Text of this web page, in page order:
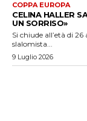
COPPA EUROPA
CELINA HALLER
UN SORRISO»
Si chiude all’età di
slalomista...
9 Luglio 2026